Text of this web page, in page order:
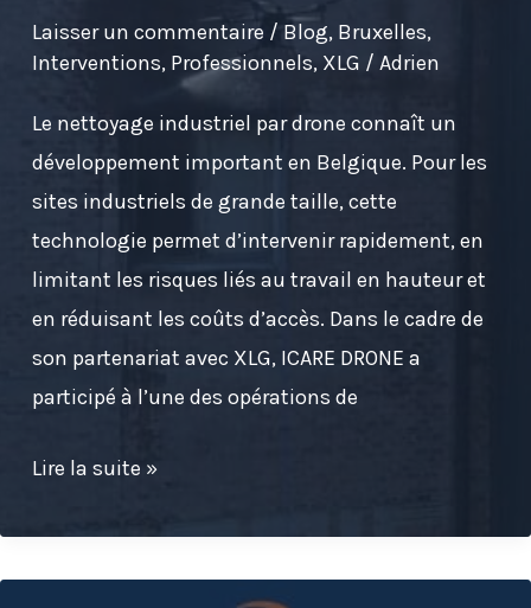
Laisser un commentaire / Blog, Bruxelles,
Interventions, Professionnels, XLG / Adrien
Le nettoyage industriel par drone connaît un
développement important en Belgique. Pour les
sites industriels de grande taille, cette
technologie permet d’intervenir rapidement, en
limitant les risques liés au travail en hauteur et
en réduisant les coûts d’accès. Dans le cadre de
son partenariat avec XLG, ICARE DRONE a
participé à l’une des opérations de
Nettoyage
par
drone
Lire la suite »